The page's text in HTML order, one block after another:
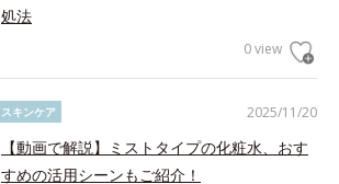
処法
0 view
2025/11/20
スキンケア
【動画で解説】ミストタイプの化粧水、おす
すめの活用シーンもご紹介！